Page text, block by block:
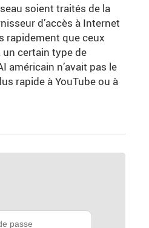
soient traités de la
d’accès à Internet
rapidement que ceux
un certain type de
américain n’avait pas le
rapide à YouTube ou à